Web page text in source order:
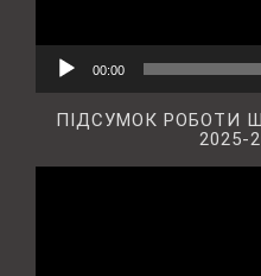
00:00
ПІДСУМОК РОБОТИ
2025-